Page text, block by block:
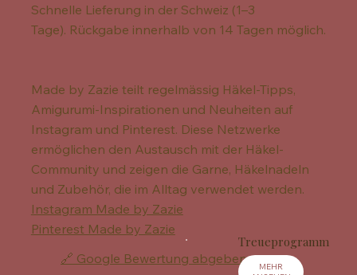
Schnelle Lieferung in der Schweiz (1–3
Tage). Rückgabe innerhalb von 14 Tagen möglich.
Made by Zazie teilt regelmässig Häkel-Tipps,
Amigurumi-Inspirationen und Neuheiten auf
Instagram und Pinterest. Diese Netzwerke
ermöglichen den Austausch mit der Häkel-
Community und zeigen die Garne, Häkelnadeln
und Zubehör, die im Alltag verwendet werden.
Instagram Made by Zazie
Pinterest Made by Zazie
🔗 Google Bewertung abgeben
Treueprogramm
MEHR